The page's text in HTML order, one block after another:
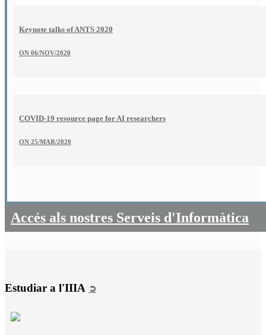
Keynote talks of ANTS 2020
ON 06/NOV/2020
COVID-19 resource page for AI researchers
ON 25/MAR/2020
Accés als nostres Serveis d'Informàtica
Estudiar a l'IIIA ➲